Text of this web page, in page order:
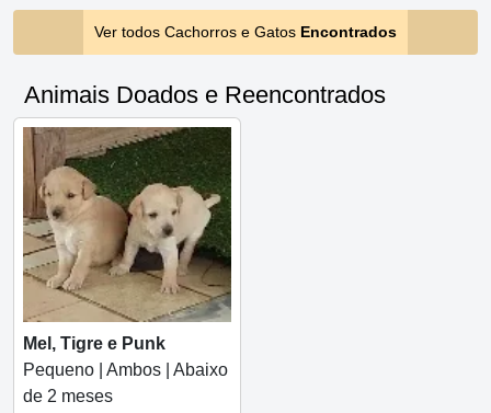
Ver todos Cachorros e Gatos Encontrados
Animais Doados e Reencontrados
Mel, Tigre e Punk
Pequeno | Ambos | Abaixo
de 2 meses